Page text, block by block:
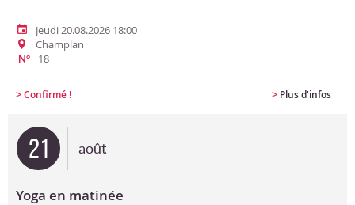
Jeudi 20.08.2026 18:00
Champlan
N° 18
>Confirmé ! > Plus d'infos
21 août
Yoga en matinée